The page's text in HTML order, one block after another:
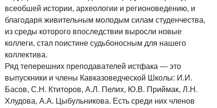
всеобшей истории, археологии и регионоведению, и
благодаря живительным молодым силам студенчества,
из среды которого впоследствии выросли новые
коллеги, стал поистине судьбоносным для нашего
коллектива.
Ряд теперешних преподавателей истфака — это
выпускники и члены Кавказоведческой Школы: И.И.
Басов, С.Н. Ктиторов, А.Л. Пелих, Ю.В. Приймак, Л.Н.
Хлудова, А.А. Цыбульникова. Есть среди них членов